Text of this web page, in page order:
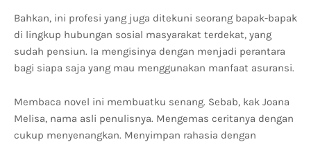
Bahkan, ini profesi yang juga ditekuni seorang bapak-bapak
di lingkup hubungan sosial masyarakat terdekat, yang
sudah pensiun. Ia mengisinya dengan menjadi perantara
bagi siapa saja yang mau menggunakan manfaat asuransi.
Membaca novel ini membuatku senang. Sebab, kak Joana
Melisa, nama asli penulisnya. Mengemas ceritanya dengan
cukup menyenangkan. Menyimpan rahasia dengan